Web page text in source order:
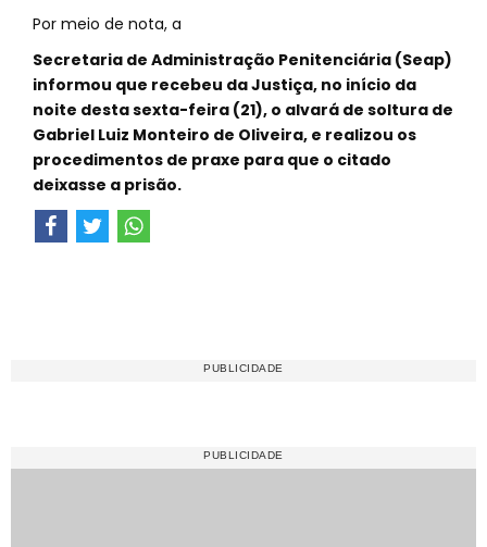
Por meio de nota, a
Secretaria de Administração Penitenciária (Seap)
informou que recebeu da Justiça, no início da
noite desta sexta-feira (21), o alvará de soltura de
Gabriel Luiz Monteiro de Oliveira, e realizou os
procedimentos de praxe para que o citado
deixasse a prisão.